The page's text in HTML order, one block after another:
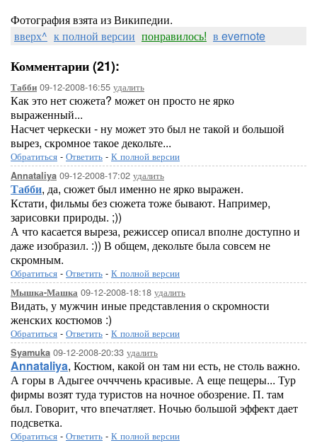
Фотография взята из Википедии.
вверх^ к полной версии понравилось! в evernote
Комментарии (21):
Табби 09-12-2008-16:55 удалить
Как это нет сюжета? может он просто не ярко
выраженный...
Насчет черкески - ну может это был не такой и большой
вырез, скромное такое декольте...
Обратиться - Ответить - К полной версии
Annataliya 09-12-2008-17:02 удалить
Табби, да, сюжет был именно не ярко выражен.
Кстати, фильмы без сюжета тоже бывают. Например,
зарисовки природы. ;))
А что касается выреза, режиссер описал вполне доступно и
даже изобразил. :)) В общем, декольте была совсем не
скромным.
Обратиться - Ответить - К полной версии
Мышка-Машка 09-12-2008-18:18 удалить
Видать, у мужчин иные представления о скромности
женских костюмов :)
Обратиться - Ответить - К полной версии
Syamuka 09-12-2008-20:33 удалить
Annataliya, Костюм, какой он там ни есть, не столь важно.
А горы в Адыгее оччччень красивые. А еще пещеры... Тур
фирмы возят туда туристов на ночное обозрение. П. там
был. Говорит, что впечатляет. Ночью большой эффект дает
подсветка.
Обратиться - Ответить - К полной версии